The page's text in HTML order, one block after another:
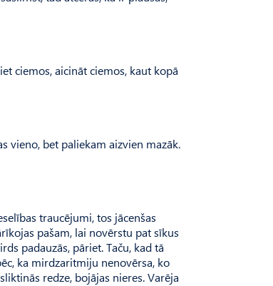
ciemos, aicināt ciemos, kaut kopā
vieno, bet paliekam aizvien mazāk.
traucējumi, tos jācenšas
pašam, lai novērstu pat sīkus
padauzās, pāriet. Taču, kad tā
ka mirdzaritmiju nenovērsa, ko
redze, bojājas nieres. Varēja